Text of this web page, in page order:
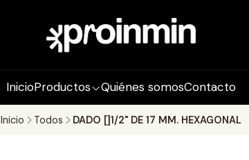
InicioProductos Quiénes somosContacto
Inicio Todos DADO []1/2" DE 17 MM. HEXAGONAL